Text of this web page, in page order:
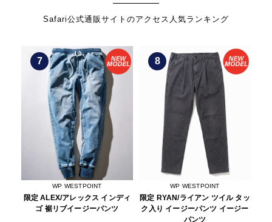
Safari公式通販サイトのアクセス人気ランキング
8
WP WESTPOINT
限定 RYAN/ライアン ツイル タッ
ク入り イージーパンツ イージー
9
AOURE
DEVICE1/デバイス1 スムース レ
ザースニーカー